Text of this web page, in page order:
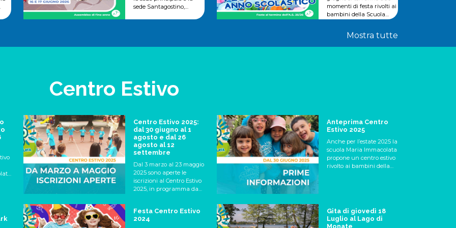
sede Santagostino,
martedì 16 e mercoledì 17
momenti di festa rivolti ai
bambini della Scuola
Mostra tutte
Centro Estivo
Centro Estivo 2025:
dal 30 giugno al 1
agosto e dal 26
agosto al 12
settembre
Dal 3 marzo al 23 maggio
2025 sono aperte le
iscrizioni al Centro Estivo
2025, in programma da
agosto al 12 settembre
2025 per i bambini
Anteprima Centro
Estivo 2025
Anche per l’estate 2025 la
scuola Maria Immacolata
propone un centro estivo
rivolto ai bambini della
Estivo (aperto anche ai
non iscritti) inizierà
lunedì 30 giugno e
Festa Centro Estivo
2024
Gita di giovedì 18
Luglio al Lago di
Monate